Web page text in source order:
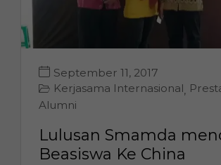
September 11, 2017
Kerjasama Internasional,
Alumni
Lulusan Smamda
Beasiswa Ke China